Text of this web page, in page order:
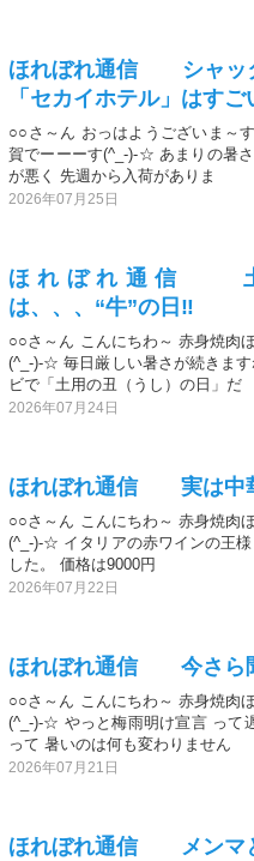
ほれぼれ通信 シャッ
「セカイホテル」はすご
○○さ～ん おっはようございま～
賀でーーーす(^_-)-☆ あまりの暑
が悪く 先週から入荷がありま
2026年07月25日
ほれぼれ通信 土
は、、、“牛”の日‼️
○○さ～ん こんにちわ～ 赤身焼肉
(^_-)-☆ 毎日厳しい暑さが続きま
ビで「土用の丑（うし）の日」だ
2026年07月24日
ほれぼれ通信 実は中
○○さ～ん こんにちわ～ 赤身焼肉
(^_-)-☆ イタリアの赤ワインの王
した。 価格は9000円
2026年07月22日
ほれぼれ通信 今さら
○○さ～ん こんにちわ～ 赤身焼肉
(^_-)-☆ やっと梅雨明け宣言 って
って 暑いのは何も変わりません
2026年07月21日
ほれぼれ通信 メンマ